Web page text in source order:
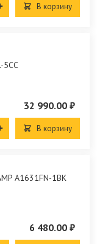
В корзину
5CC
32 990.00 ₽
В корзину
A1631FN-1BK
6 480.00 ₽